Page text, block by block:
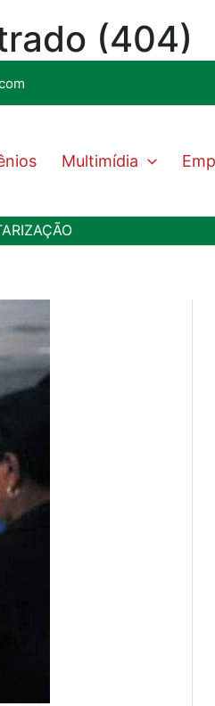
Multimídia